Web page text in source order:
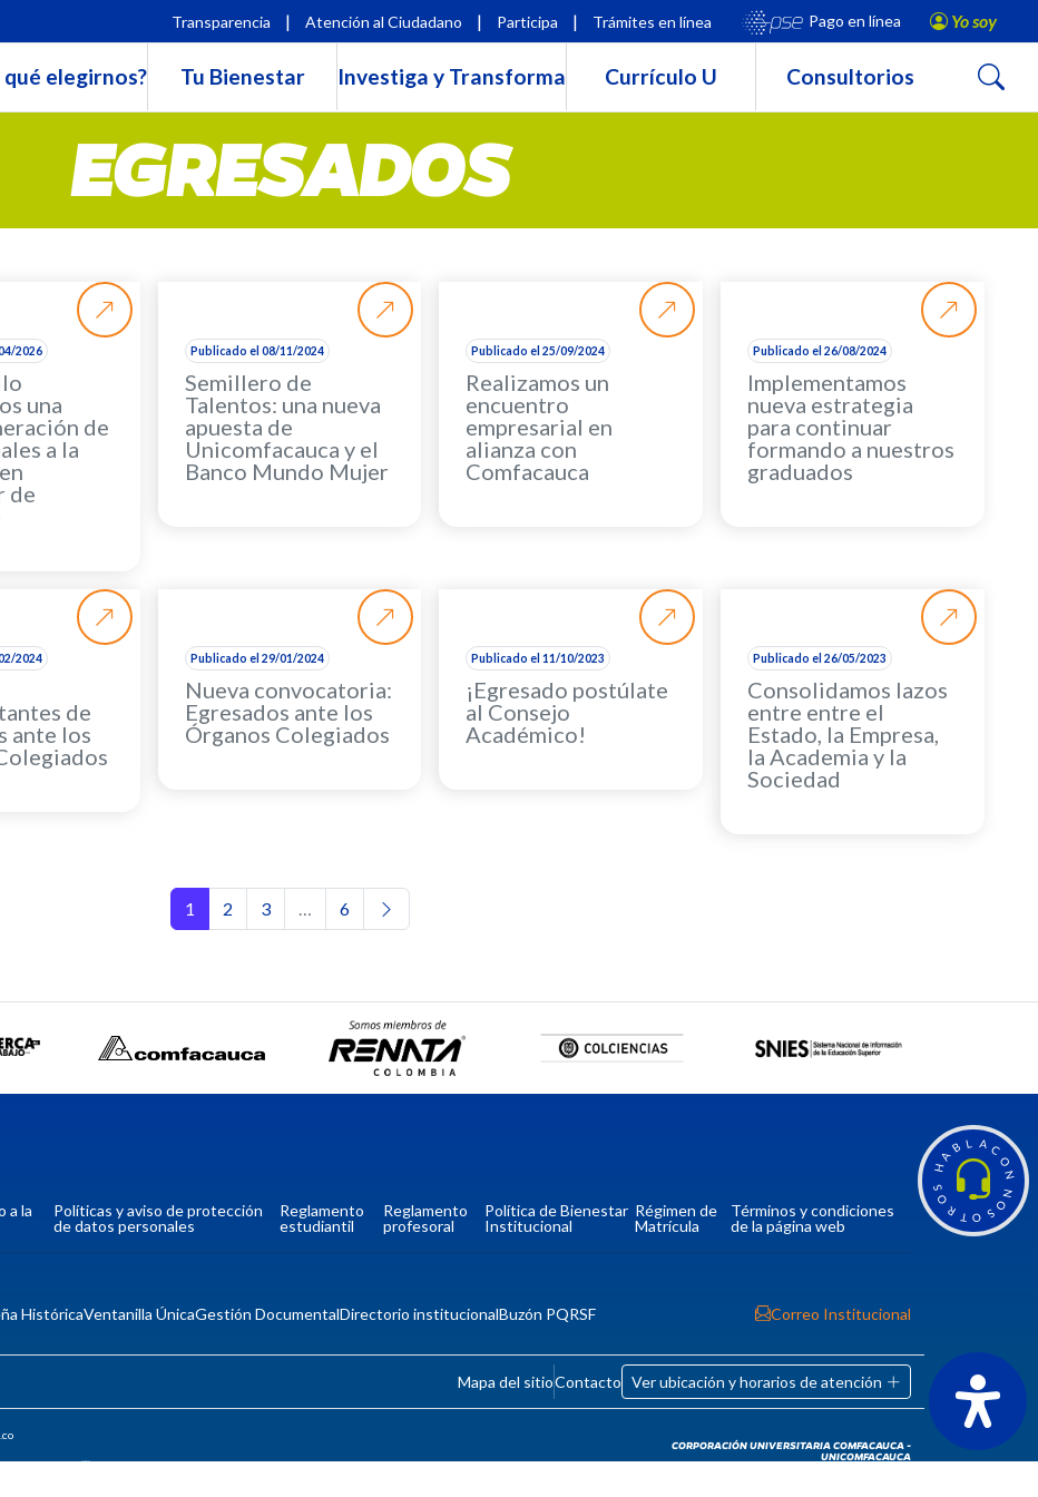
H
A
B L A C
O
N
N
O
S
O
T
R
O
S
Transparencia | Atención al Ciudadano | Participa | Trámites en línea Pago en línea Yo soy
qué elegirnos? Tu Bienestar Investiga y Transforma Currículo U Consultorios Buscar
EGRESADOS
2026
una
de
a la
de
Publicado el 08/11/2024
Semillero de
Talentos: una nueva
apuesta de
Unicomfacauca y el
Banco Mundo Mujer
Publicado el 25/09/2024
Realizamos un
encuentro
empresarial en
alianza con
Comfacauca
Publicado el 26/08/2024
Implementamos
nueva estrategia
para continuar
formando a nuestros
graduados
2024
de
ante los
Publicado el 29/01/2024
Nueva convocatoria:
Egresados ante los
Órganos Colegiados
Publicado el 11/10/2023
¡Egresado postúlate
al Consejo
Académico!
Publicado el 26/05/2023
Consolidamos lazos
entre entre el
Estado, la Empresa,
la Academia y la
Sociedad
Navegación de entradas
1 2 3 … 6
a la
Políticas y aviso de protección
de datos personales
Reglamento
estudiantil
Reglamento
profesoral
Política de Bienestar
Institucional
Régimen de
Matrícula
Términos y condiciones
de la página web
HistóricaVentanilla ÚnicaGestión DocumentalDirectorio institucionalBuzón PQRSF Correo Institucional
Mapa del sitioContacto Ver ubicación y horarios de atención
CORPORACIÓN UNIVERSITARIA COMFACAUCA -
UNICOMFACAUCA